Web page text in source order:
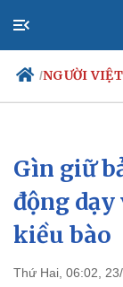
/NGƯỜI VIỆT
Chính trị
Đảng
Tổ chức nhân sự
Quốc hội
Gìn giữ
động
kiều bào
Thứ Hai, 06:02,